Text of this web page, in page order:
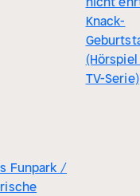
Funpark /
Knack-
TV-Serie)